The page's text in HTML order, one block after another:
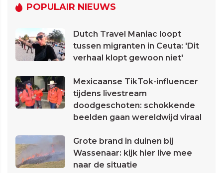
POPULAIR NIEUWS
Dutch Travel Maniac loopt
tussen migranten in Ceuta: 'Dit
verhaal klopt gewoon niet'
Mexicaanse TikTok-influencer
tijdens livestream
doodgeschoten: schokkende
beelden gaan wereldwijd viraal
Grote brand in duinen bij
Wassenaar: kijk hier live mee
naar de situatie